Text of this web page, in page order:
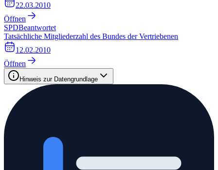
22.03.2010
Öffnen
SPDBeantwortet
Tatsächliche Mitgliederzahl des Bundes der Vertriebenen
12.02.2010
Öffnen
Hinweis zur Datengrundlage